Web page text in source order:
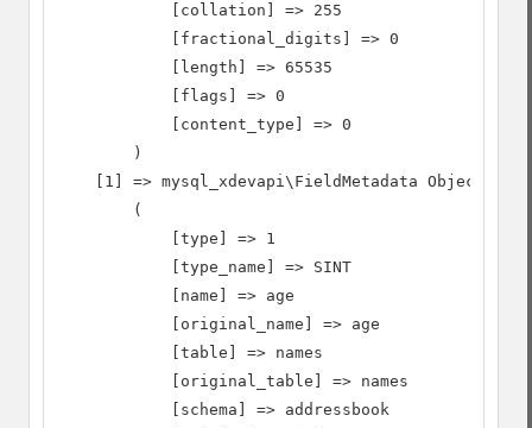
            [collation] => 255
            [fractional_digits] => 0
            [length] => 65535
            [flags] => 0
            [content_type] => 0
        )
    [1] => mysql_xdevapi\FieldMetadata Object
        (
            [type] => 1
            [type_name] => SINT
            [name] => age
            [original_name] => age
            [table] => names
            [original_table] => names
            [schema] => addressbook